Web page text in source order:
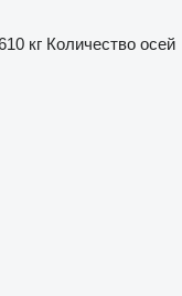
кг Количество осей